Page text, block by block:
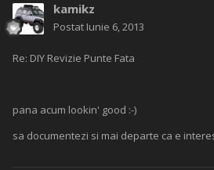
kamikz
Postat Iunie 6, 2013
Re: DIY Revizie Punte Fata
pana acum lookin' good :-)
sa documentezi si mai departe ca e